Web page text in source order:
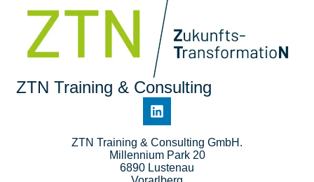
ZTN Training & Consulting
ZTN Training & Consulting GmbH.
Millennium Park 20
6890 Lustenau